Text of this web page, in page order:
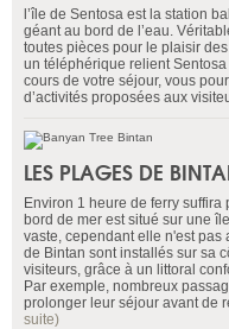
l’île de Sentosa est la station
géant au bord de l’eau.
toutes pièces pour le plaisir
un téléphérique relient
cours de votre séjour, vous
d’activités proposées aux
LES PLAGES DE
Environ 1 heure de ferry
bord de mer est situé sur une
vaste, cependant elle n'est pas
de Bintan sont installés sur sa
visiteurs, grâce à un littoral
Par exemple, nombreux
prolonger leur séjour avant de
suite)